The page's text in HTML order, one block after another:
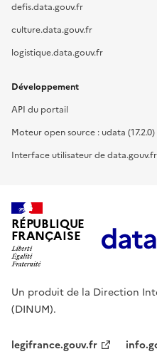
defis.data.gouv.fr
culture.data.gouv.fr
logistique.data.gouv.fr
Développement
API du portail
Moteur open source : udata (17.2.0)
Interface utilisateur de
RÉPUBLIQUE
FRANÇAISE
Un produit de la Direction
(DINUM).
legifrance.gouv.fr